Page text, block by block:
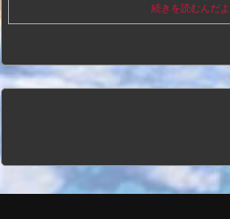
続きを読むんだよ